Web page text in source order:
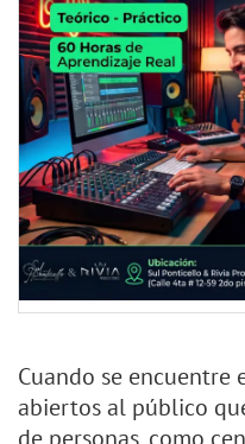
Cuando se encuentre
abiertos al público